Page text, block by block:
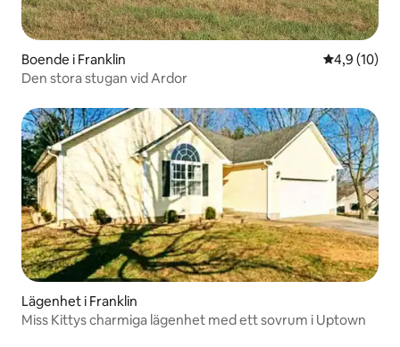
Boende i Franklin 4,9 av 5 i
4,9 (10)
Den stora stugan vid Ardor
Lägenhet i Franklin
Miss Kittys charmiga lägenhet med ett sovrum i Uptown